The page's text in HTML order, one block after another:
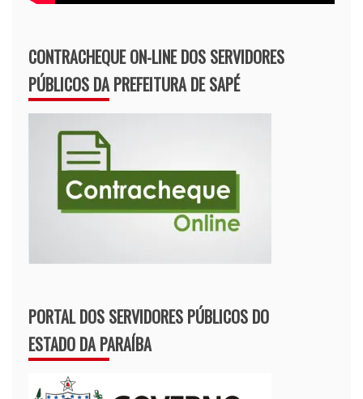
CONTRACHEQUE ON-LINE DOS SERVIDORES
PÚBLICOS DA PREFEITURA DE SAPÉ
PORTAL DOS SERVIDORES PÚBLICOS DO
ESTADO DA PARAÍBA